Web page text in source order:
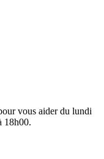
vous aider du lundi
18h00.